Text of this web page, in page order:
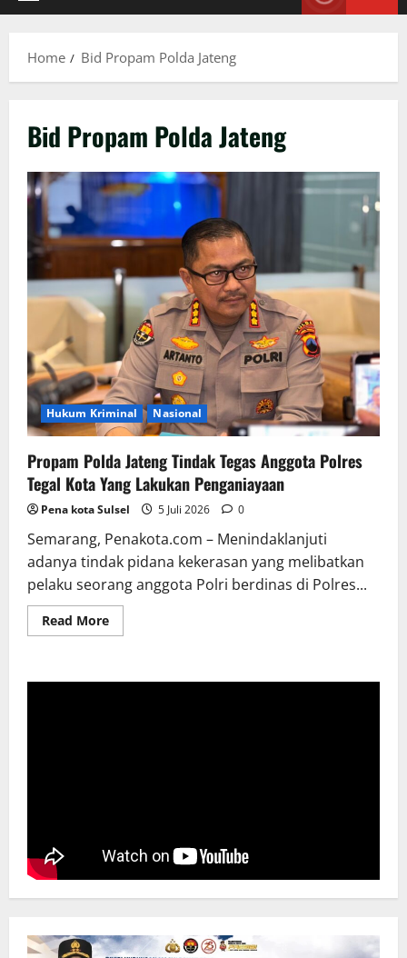
Home Bid Propam Polda Jateng
Bid Propam Polda Jateng
Hukum Kriminal Nasional
Propam Polda Jateng Tindak Tegas Anggota Polres
Tegal Kota Yang Lakukan Penganiayaan
Pena kota Sulsel 5 Juli 2026 0
Semarang, Penakota.com – Menindaklanjuti
adanya tindak pidana kekerasan yang melibatkan
pelaku seorang anggota Polri berdinas di Polres...
Read MoreRead
more
Jateng